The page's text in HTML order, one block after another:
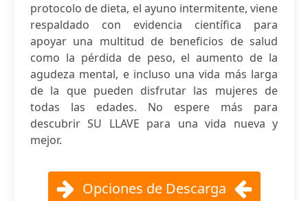
protocolo de dieta, el ayuno intermitente, viene
respaldado con evidencia científica para
apoyar una multitud de beneficios de salud
como la pérdida de peso, el aumento de la
agudeza mental, e incluso una vida más larga
de la que pueden disfrutar las mujeres de
todas las edades. No espere más para
descubrir SU LLAVE para una vida nueva y
mejor.
Opciones de Descarga